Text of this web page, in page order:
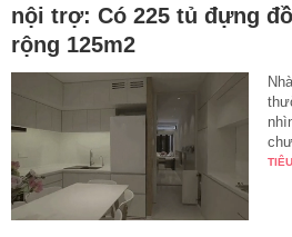
nội trợ: Có 225 tủ đựng
rộng 125m2